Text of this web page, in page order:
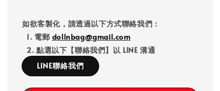
如欲客製化，請透過以下方式聯絡我們：
1. 電郵 dollnbag@gmail.com
2. 點選以下【聯絡我們】以 LINE 溝通
LINE聯絡我們